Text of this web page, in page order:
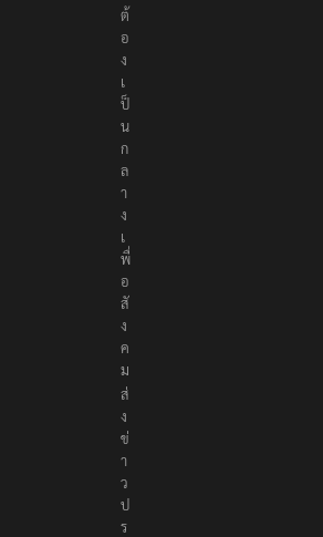
อ
เ
นื้
อ
ห
า
อ
ย่
า
ง
ถู
ก
ต้
อ
ง
เ
ป็
น
ก
ล
า
ง
เ
พื่